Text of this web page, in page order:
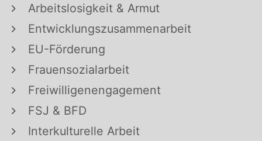
Arbeitslosigkeit & Armut
Entwicklungszusammenarbeit
EU-Förderung
Frauensozialarbeit
Freiwilligenengagement
FSJ & BFD
Interkulturelle Arbeit